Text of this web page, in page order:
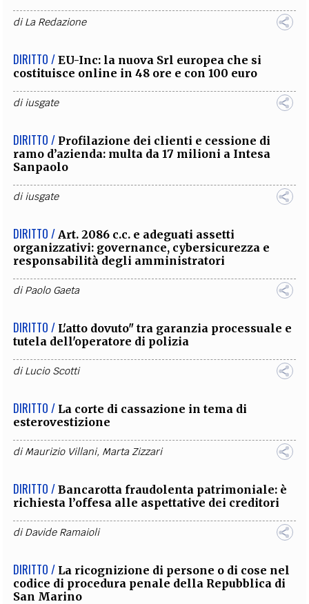
diLa Redazione
DIRITTO / EU-Inc: la nuova Srl europea che si
costituisce online in 48 ore e con 100 euro
diiusgate
DIRITTO / Profilazione dei clienti e cessione di
ramo d’azienda: multa da 17 milioni a Intesa
Sanpaolo
diiusgate
DIRITTO / Art. 2086 c.c. e adeguati assetti
organizzativi: governance, cybersicurezza e
responsabilità degli amministratori
diPaolo Gaeta
DIRITTO / L'atto dovuto" tra garanzia processuale e
tutela dell'operatore di polizia
diLucio Scotti
DIRITTO / La corte di cassazione in tema di
esterovestizione
diMaurizio Villani, Marta Zizzari
DIRITTO / Bancarotta fraudolenta patrimoniale: è
richiesta l’offesa alle aspettative dei creditori
diDavide Ramaioli
DIRITTO / La ricognizione di persone o di cose nel
codice di procedura penale della Repubblica di
San Marino